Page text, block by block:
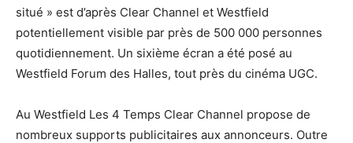
situé » est d’après Clear Channel et Westfield
potentiellement visible par près de 500 000 personnes
quotidiennement. Un sixième écran a été posé au
Westfield Forum des Halles, tout près du cinéma UGC.
Au Westfield Les 4 Temps Clear Channel propose de
nombreux supports publicitaires aux annonceurs. Outre